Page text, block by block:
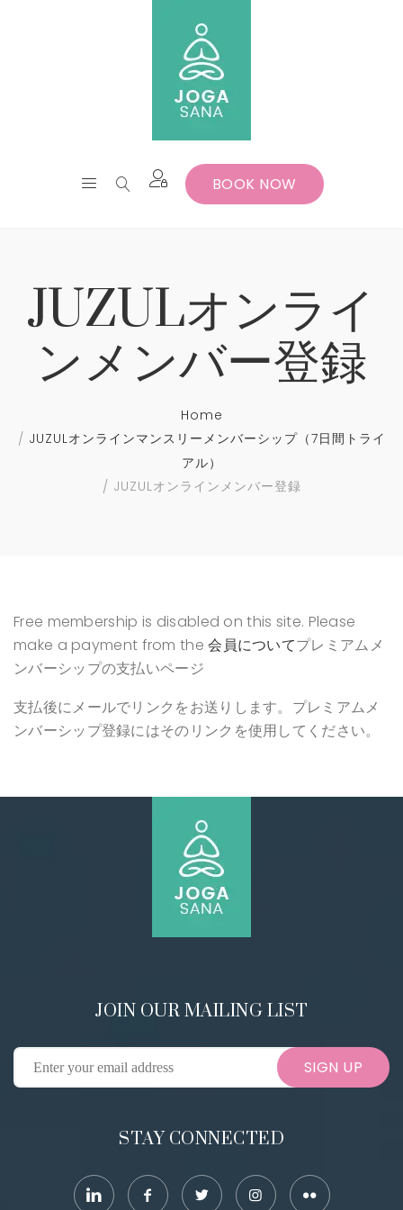
BOOK NOW
JUZULオンライ
ンメンバー登録
Home
JUZULオンラインマンスリーメンバーシップ（7日間トライ
アル）
JUZULオンラインメンバー登録
Free membership is disabled on this site. Please
make a payment from the会員についてプレミアムメ
ンバーシップの支払いページ
支払後にメールでリンクをお送りします。プレミアムメ
ンバーシップ登録にはそのリンクを使用してください。
JOIN OUR MAILING LIST
SIGN UP
STAY CONNECTED